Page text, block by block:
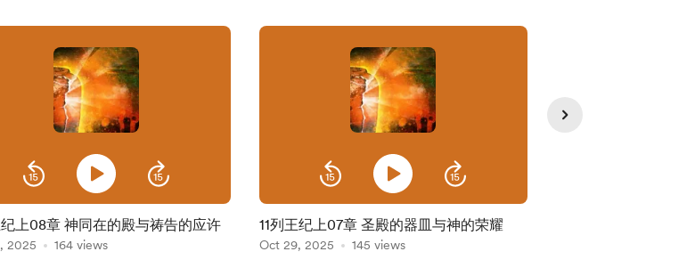
纪上08章 神同在的殿与祷告的应许
2025 164 views
11列王纪上07章 圣殿的器皿与神的荣耀
Oct 29, 2025 145 views